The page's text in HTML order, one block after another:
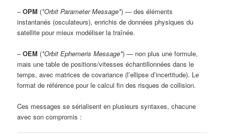
–OPM (*Orbit Parameter Message*) — des éléments
instantanés (osculateurs), enrichis de données physiques du
satellite pour mieux modéliser la traînée.
–OEM (*Orbit Ephemeris Message*) — non plus une formule,
mais une table de positions/vitesses échantillonnées dans le
temps, avec matrices de covariance (l’ellipse d’incertitude). Le
format de référence pour le calcul fin des risques de collision.
Ces messages se sérialisent en plusieurs syntaxes, chacune
avec son compromis :